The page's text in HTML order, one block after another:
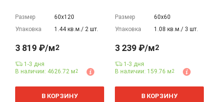
Размер
60х120
Упаковка
1.44 кв.м./ 2 шт.
3 819 ₽/м2
1-3 дня
В наличии: 4626.72 м2
м
В КОРЗИНУ
Размер
60х60
Упаковка
1.08 кв.м./ 3 шт.
3 239 ₽/м2
1-3 дня
В наличии: 159.76 м2
м
В КОРЗИНУ